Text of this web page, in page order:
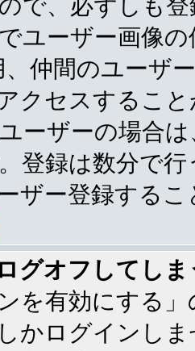
で、必ずしも
ユーザー画像
、仲間のユーザ
クセスするこ
ーザーの場合
登録は数分で
ザー登録する
グオフしてし
ンを有効にする
かログインし